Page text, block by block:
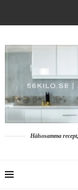
Hälsosamma